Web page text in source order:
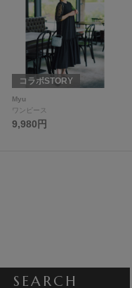
SEARCH
コラボSTORY
Myu
ワンピース
9,980円